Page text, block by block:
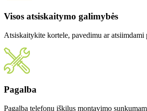
Visos atsiskaitymo galimybės
Atsiskaitykite kortele, pavedimu ar atsiimdami
Pagalba
Pagalba telefonu iškilus montavimo